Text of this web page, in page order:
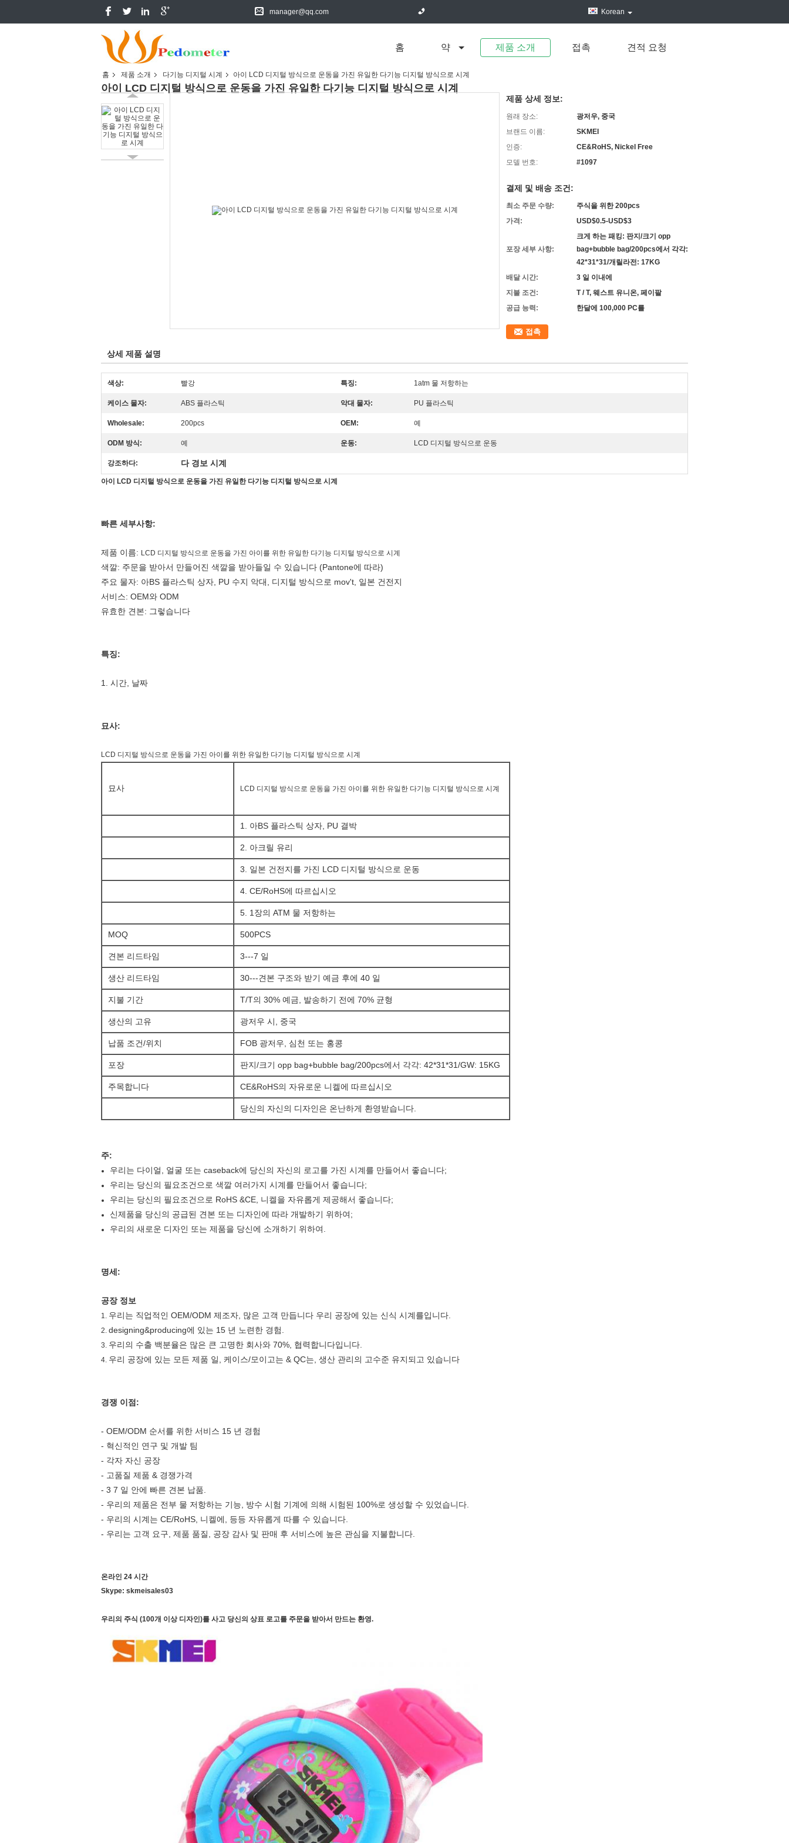
manager@qq.com Korean
홈 약 제품 소개 접촉 견적 요청
홈 제품 소개 다기능 디지털 시계 아이 LCD 디지털 방식으로 운동을 가진 유일한 다기능 디지털 방식으로 시계
아이 LCD 디지털 방식으로 운동을 가진 유일한 다기능 디지털 방식으로 시계
제품 상세 정보:
원래 장소:
광저우, 중국
브랜드 이름:
SKMEI
인증:
CE&RoHS, Nickel Free
모델 번호:
#1097
결제 및 배송 조건:
최소 주문 수량:
주식을 위한 200pcs
가격:
USD$0.5-USD$3
포장 세부 사항:
크게 하는 패킹: 판지/크기 opp
bag+bubble bag/200pcs에서 각각:
42*31*31/개릴라전: 17KG
배달 시간:
3 일 이내에
지불 조건:
T / T, 웨스트 유니온, 페이팔
공급 능력:
한달에 100,000 PC를
접촉
상세 제품 설명
색상: 빨강 특징: 1atm 물 저항하는
케이스 물자: ABS 플라스틱 악대 물자: PU 플라스틱
Wholesale: 200pcs OEM: 예
ODM 방식: 예 운동: LCD 디지털 방식으로 운동
강조하다: 다 경보 시계
아이 LCD 디지털 방식으로 운동을 가진 유일한 다기능 디지털 방식으로 시계
빠른 세부사항:
제품 이름: LCD 디지털 방식으로 운동을 가진 아이를 위한 유일한 다기능 디지털 방식으로 시계
색깔: 주문을 받아서 만들어진 색깔을 받아들일 수 있습니다 (Pantone에 따라)
주요 물자: 아BS 플라스틱 상자, PU 수지 악대, 디지털 방식으로 mov't, 일본 건전지
서비스: OEM와 ODM
유효한 견본: 그렇습니다
특징:
1. 시간, 날짜
묘사:
LCD 디지털 방식으로 운동을 가진 아이를 위한 유일한 다기능 디지털 방식으로 시계
묘사 LCD 디지털 방식으로 운동을 가진 아이를 위한 유일한 다기능 디지털 방식으로 시계
1. 아BS 플라스틱 상자, PU 결박
2. 아크릴 유리
3. 일본 건전지를 가진 LCD 디지털 방식으로 운동
4. CE/RoHS에 따르십시오
5. 1장의 ATM 물 저항하는
MOQ 500PCS
견본 리드타임 3---7 일
생산 리드타임 30---견본 구조와 받기 예금 후에 40 일
지불 기간 T/T의 30% 예금, 발송하기 전에 70% 균형
생산의 고유 광저우 시, 중국
납품 조건/위치 FOB 광저우, 심천 또는 홍콩
포장 판지/크기 opp bag+bubble bag/200pcs에서 각각: 42*31*31/GW: 15KG
주목합니다 CE&RoHS의 자유로운 니켈에 따르십시오
당신의 자신의 디자인은 온난하게 환영받습니다.
주:
우리는 다이얼, 얼굴 또는 caseback에 당신의 자신의 로고를 가진 시계를 만들어서 좋습니다;
우리는 당신의 필요조건으로 색깔 여러가지 시계를 만들어서 좋습니다;
우리는 당신의 필요조건으로 RoHS &CE, 니켈을 자유롭게 제공해서 좋습니다;
신제품을 당신의 공급된 견본 또는 디자인에 따라 개발하기 위하여;
우리의 새로운 디자인 또는 제품을 당신에 소개하기 위하여.
명세:
공장 정보
1. 우리는 직업적인 OEM/ODM 제조자, 많은 고객 만듭니다 우리 공장에 있는 신식 시계를입니다.
2. designing&producing에 있는 15 년 노련한 경험.
3. 우리의 수출 백분율은 많은 큰 고명한 회사와 70%, 협력합니다입니다.
4. 우리 공장에 있는 모든 제품 일, 케이스/모이고는 & QC는, 생산 관리의 고수준 유지되고 있습니다
경쟁 이점:
- OEM/ODM 순서를 위한 서비스 15 년 경험
- 혁신적인 연구 및 개발 팀
- 각자 자신 공장
- 고품질 제품 & 경쟁가격
- 3 7 일 안에 빠른 견본 납품.
- 우리의 제품은 전부 물 저항하는 기능, 방수 시험 기계에 의해 시험된 100%로 생성할 수 있었습니다.
- 우리의 시계는 CE/RoHS, 니켈에, 등등 자유롭게 따를 수 있습니다.
- 우리는 고객 요구, 제품 품질, 공장 감사 및 판매 후 서비스에 높은 관심을 지불합니다.
온라인 24 시간
Skype: skmeisales03
우리의 주식 (100개 이상 디자인)를 사고 당신의 상표 로고를 주문을 받아서 만드는 환영.